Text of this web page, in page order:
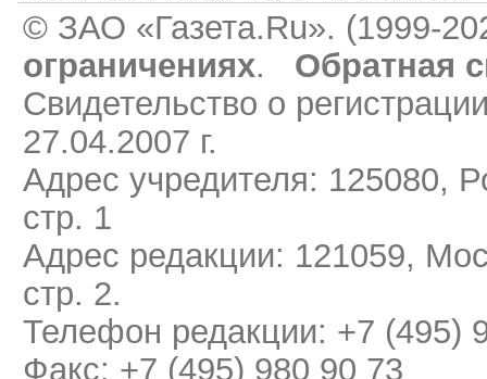
© ЗАО «Газета.Ru». (1999-
ограничениях.
Обратная
Свидетельство о
27.04.2007 г.
Адрес учредителя: 125080,
стр. 1
Адрес редакции: 121059,
стр. 2.
Телефон редакции: +7 (495)
Факс: +7 (495) 980 90 73